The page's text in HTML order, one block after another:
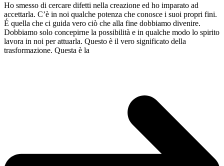
Ho smesso di cercare difetti nella creazione ed ho imparato ad
accettarla. C’è in noi qualche potenza che conosce i suoi propri fini.
É quella che ci guida vero ciò che alla fine dobbiamo divenire.
Dobbiamo solo concepirne la possibilità e in qualche modo lo spirito
lavora in noi per attuarla. Questo è il vero significato della
trasformazione. Questa è la